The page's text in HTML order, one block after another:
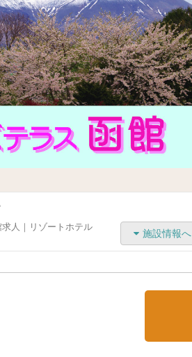
人｜リゾートホテル
施設情報へ